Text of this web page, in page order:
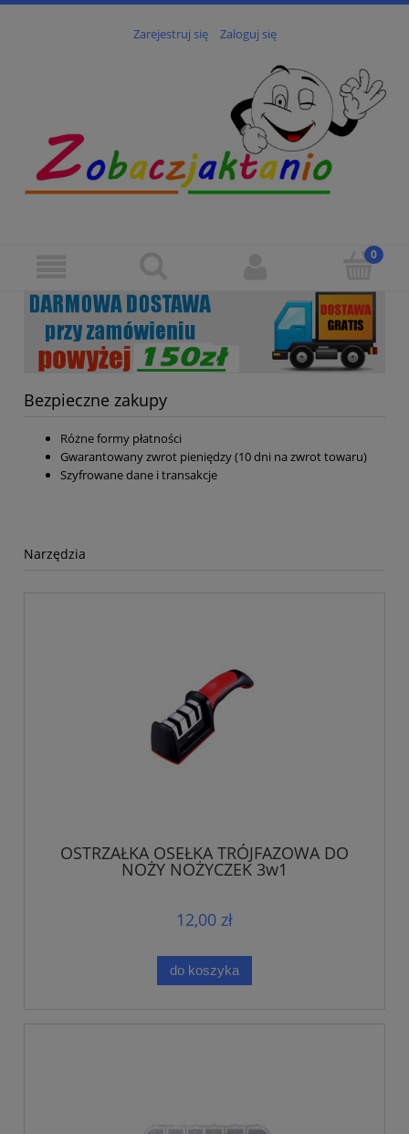
Zarejestruj się Zaloguj się
Bezpieczne zakupy
Różne formy płatności
Gwarantowany zwrot pieniędzy (10 dni na zwrot towaru)
Szyfrowane dane i transakcje
Narzędzia
OSTRZAŁKA OSEŁKA TRÓJFAZOWA DO
NOŻY NOŻYCZEK 3w1
12,00 zł
do koszyka